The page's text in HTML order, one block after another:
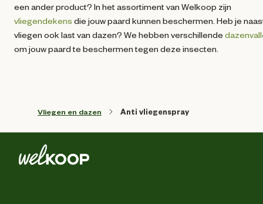
een ander product? In het assortiment van Welkoop zijn
vliegendekens die jouw paard kunnen beschermen. Heb je
vliegen ook last van dazen? We hebben verschillende
om jouw paard te beschermen tegen deze insecten.
Vliegen en dazen Anti vliegenspray